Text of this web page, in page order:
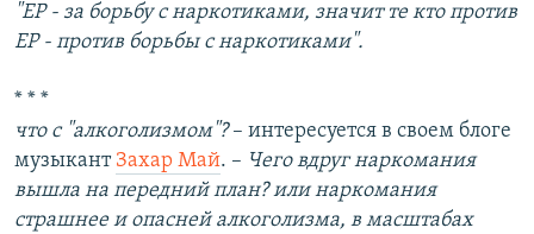
"ЕР - за борьбу с наркотиками, значит те кто против
ЕР - против борьбы с наркотиками".
* * *
что с "алкоголизмом"?– интересуется в своем блоге
музыкант Захар Май. – Чего вдруг наркомания
вышла на передний план? или наркомания
страшнее и опасней алкоголизма, в масштабах